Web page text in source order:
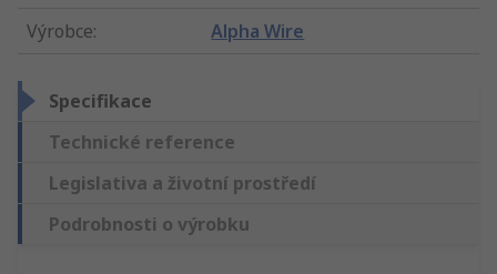
Výrobce: Alpha Wire
Specifikace
Technické reference
Legislativa a životní prostředí
Podrobnosti o výrobku